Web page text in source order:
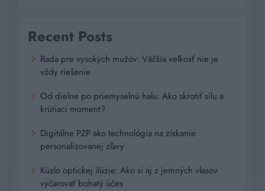
Recent Posts
Rada pre vysokých mužov: Väčšia veľkosť nie je
vždy riešenie
Od dielne po priemyselnú halu: Ako skrotiť silu a
krútiaci moment?
Digitálne PZP ako technológia na získanie
personalizovanej zľavy
Kúzlo optickej ilúzie: Ako si aj z jemných vlasov
vyčarovať bohatý účes